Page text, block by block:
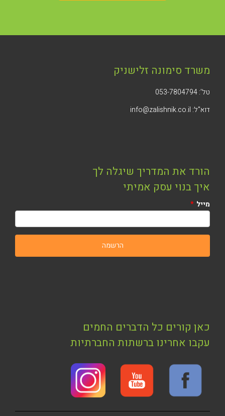
משרד סימונה זלישניק
טל': 053-7804794
דוא"ל: info@zalishnik.co.il
הורד את המדריך שיגלה לך
איך בנוי עסק אמיתי
מייל
כאן קורים כל הדברים החמים
עקבו אחרינו ברשתות החברתיות